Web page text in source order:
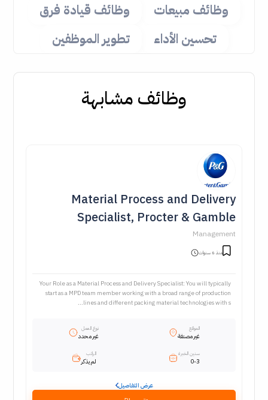
وظائف مبيعات
وظائف قيادة فرق
تحسين الأداء
تطوير الموظفين
وظائف مشابهة
Material Process and Delivery
Specialist, Procter & Gamble
Management
منذ 6 سنوات
Your Role as a Material Process and Delivery Specialist: You will typically
start as a MPD team member working with a broad range of production
lines and different packing material technologies with s...
الموقع
غير مصنفة
نوع العمل
غير محدد
سنين الخبرة
0-3
الراتب
لم يذكر
عرض التفاصيل